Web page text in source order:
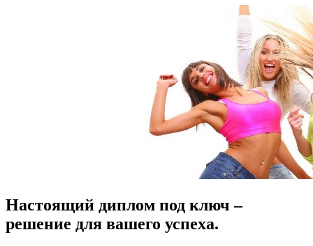
Настоящий диплом под ключ –
решение для вашего успеха.